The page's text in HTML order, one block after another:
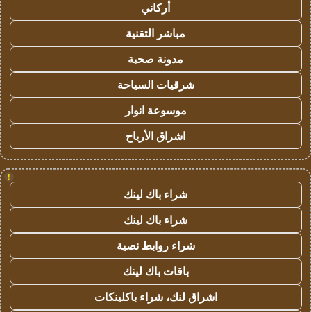
أركاني
مباشر التقنية
مدونة صحبة
شرقيات السياحة
موسوعة انوار
اشراق الأرباح
!
شراء باك لينك
شراء باك لينك
شراء روابط نصية
باقات باك لينك
اشراق لنك، شراء باكلينكات